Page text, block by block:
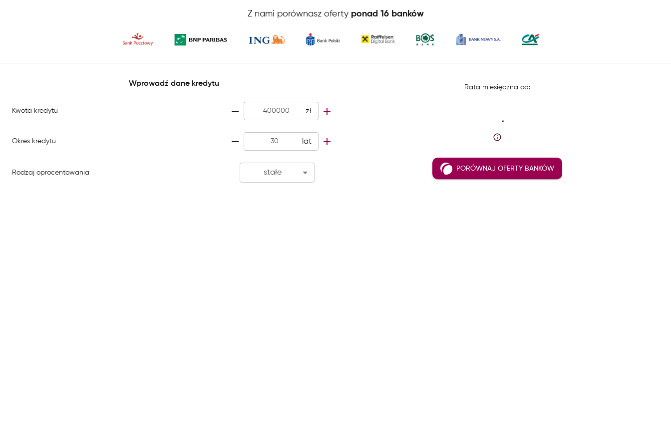
Z nami porównasz oferty ponad 16 banków
Wprowadź dane kredytu
Kwota kredytu zł
Okres kredytu lat
Rodzaj oprocentowania stałe
Rata miesięczna od:
PORÓWNAJ OFERTY BANKÓW